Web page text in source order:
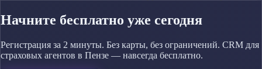
Начните бесплатно уже сегодня
Регистрация за 2 минуты. Без карты, без ограничений. CRM для
страховых агентов в Пензе — навсегда бесплатно.